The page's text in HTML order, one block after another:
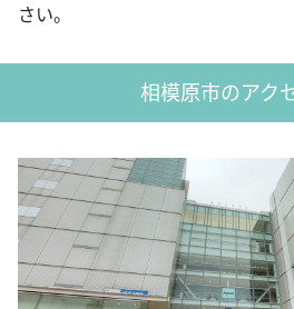
さい。
相模原市のアク